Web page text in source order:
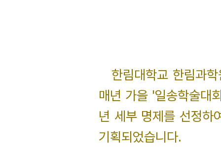
한림대학교 한림과
매년 가을 '일송학술대
년 세부 명제를 선정하
기획되었습니다.